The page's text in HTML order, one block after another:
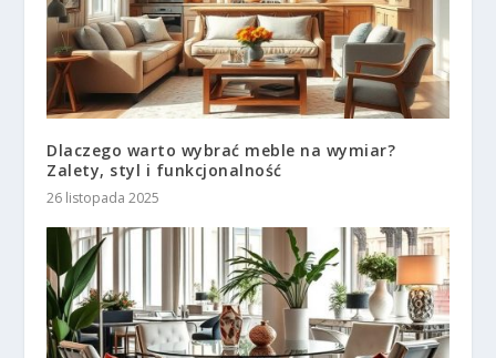
Dlaczego warto wybrać meble na wymiar?
Zalety, styl i funkcjonalność
26 listopada 2025